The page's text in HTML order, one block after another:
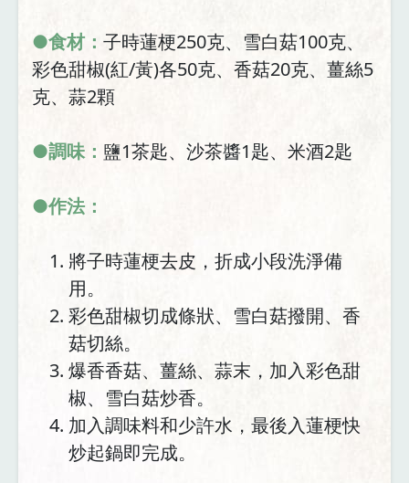
●食材： 子時蓮梗250克、雪白菇100克、
彩色甜椒(紅/黃)各50克、香菇20克、薑絲5
克、蒜2顆
●調味： 鹽1茶匙、沙茶醬1匙、米酒2匙
●作法：
將子時蓮梗去皮，折成小段洗淨備
用。
彩色甜椒切成條狀、雪白菇撥開、香
菇切絲。
爆香香菇、薑絲、蒜末，加入彩色甜
椒、雪白菇炒香。
加入調味料和少許水，最後入蓮梗快
炒起鍋即完成。